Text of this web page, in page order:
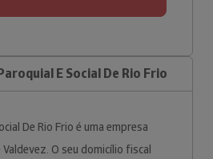
E Social De Rio Frio
De Rio Frio é uma empresa
O seu domicílio fiscal